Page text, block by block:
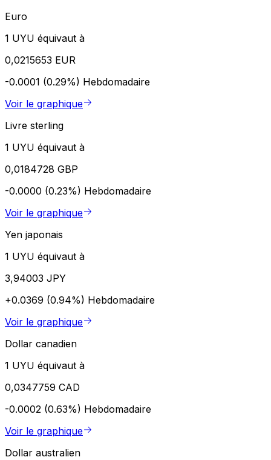
Euro
1 UYU équivaut à
0,0215653 EUR
-0.0001 (0.29%) Hebdomadaire
Voir le graphique
Livre sterling
1 UYU équivaut à
0,0184728 GBP
-0.0000 (0.23%) Hebdomadaire
Voir le graphique
Yen japonais
1 UYU équivaut à
3,94003 JPY
+0.0369 (0.94%) Hebdomadaire
Voir le graphique
Dollar canadien
1 UYU équivaut à
0,0347759 CAD
-0.0002 (0.63%) Hebdomadaire
Voir le graphique
Dollar australien